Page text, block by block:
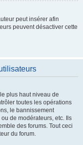
peut insérer afin
peuvent désactiver cette
plus haut niveau de
toutes les opérations
le bannissement
de modérateurs, etc. Ils
des forums. Tout ceci
du forum.